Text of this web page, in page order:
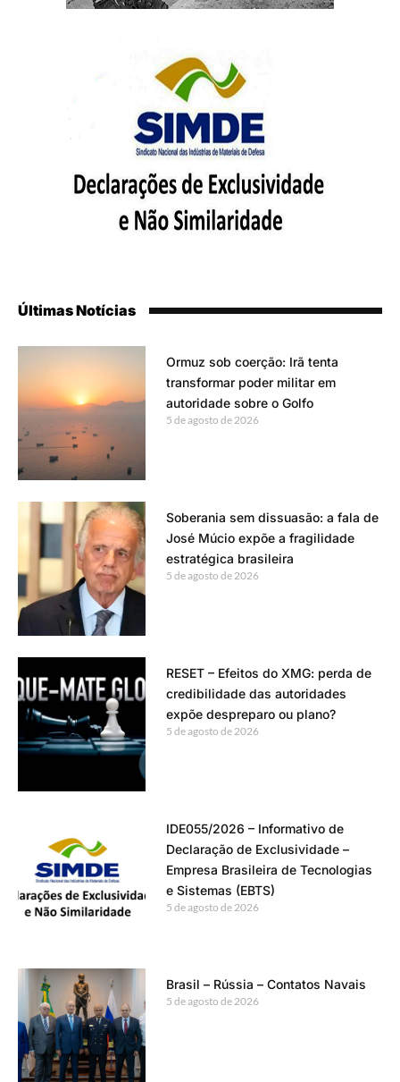
Últimas Notícias
Ormuz sob coerção: Irã tenta
transformar poder militar em
autoridade sobre o Golfo
5 de agosto de 2026
Soberania sem dissuasão: a fala de
José Múcio expõe a fragilidade
estratégica brasileira
5 de agosto de 2026
RESET – Efeitos do XMG: perda de
credibilidade das autoridades
expõe despreparo ou plano?
5 de agosto de 2026
IDE055/2026 – Informativo de
Declaração de Exclusividade –
Empresa Brasileira de Tecnologias
e Sistemas (EBTS)
5 de agosto de 2026
Brasil – Rússia – Contatos Navais
5 de agosto de 2026